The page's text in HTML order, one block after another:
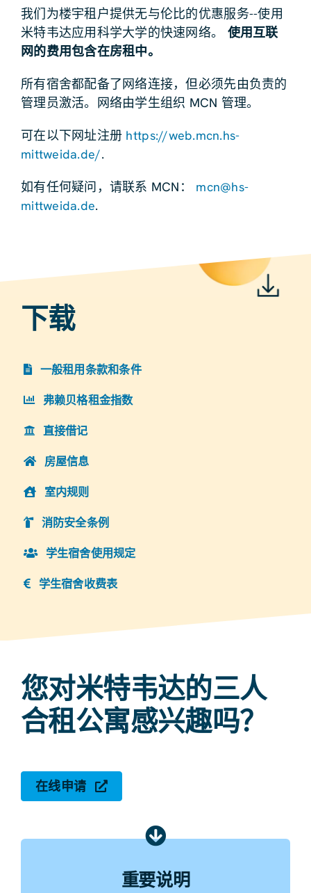
我们为楼宇租户提供无与伦比的优惠服务--使用
米特韦达应用科学大学的快速网络。 使用互联
网的费用包含在房租中。
所有宿舍都配备了网络连接，但必须先由负责的
管理员激活。网络由学生组织 MCN 管理。
可在以下网址注册 https://web.mcn.hs-
mittweida.de/.
如有任何疑问，请联系 MCN： mcn@hs-
mittweida.de.
下载
一般租用条款和条件
弗赖贝格租金指数
直接借记
房屋信息
室内规则
消防安全条例
学生宿舍使用规定
学生宿舍收费表
您对米特韦达的三人
合租公寓感兴趣吗？
在线申请
重要说明